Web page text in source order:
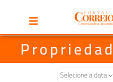
Selecione a data